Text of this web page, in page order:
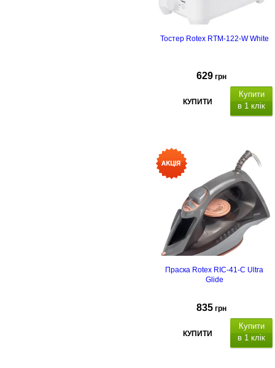
Тостер Rotex RTM-122-W White
629 грн
КУПИТИ
Купити
в 1 клік
Праска Rotex RIC-41-C Ultra
Glide
835 грн
КУПИТИ
Купити
в 1 клік